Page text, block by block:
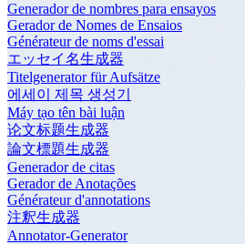
Generador de nombres para ensayos
Gerador de Nomes de Ensaios
Générateur de noms d'essai
エッセイ名生成器
Titelgenerator für Aufsätze
에세이 제목 생성기
Máy tạo tên bài luận
论文标题生成器
論文標題生成器
Generador de citas
Gerador de Anotações
Générateur d'annotations
注釈生成器
Annotator-Generator